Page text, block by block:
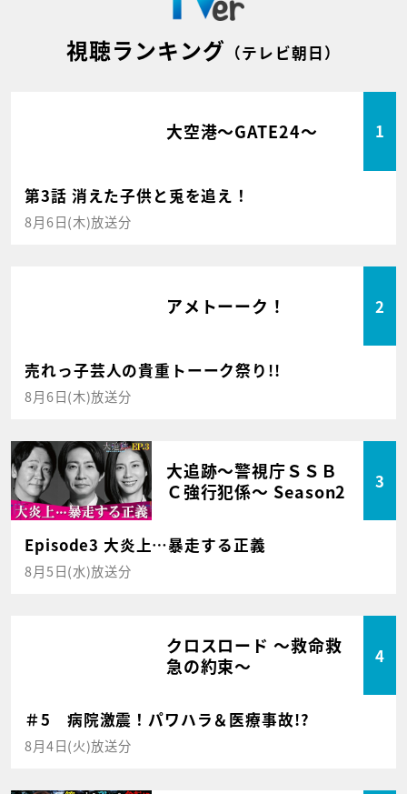
視聴ランキング （テレビ朝日）
大空港～GATE24～ 1
第3話 消えた子供と兎を追え！
8月6日(木)放送分
アメトーーク！ 2
売れっ子芸人の貴重トーーク祭り!!
8月6日(木)放送分
大追跡～警視庁ＳＳＢ
Ｃ強行犯係～ Season2
3
Episode3 大炎上…暴走する正義
8月5日(水)放送分
クロスロード ～救命救
急の約束～
4
＃5 病院激震！パワハラ＆医療事故!?
8月4日(火)放送分